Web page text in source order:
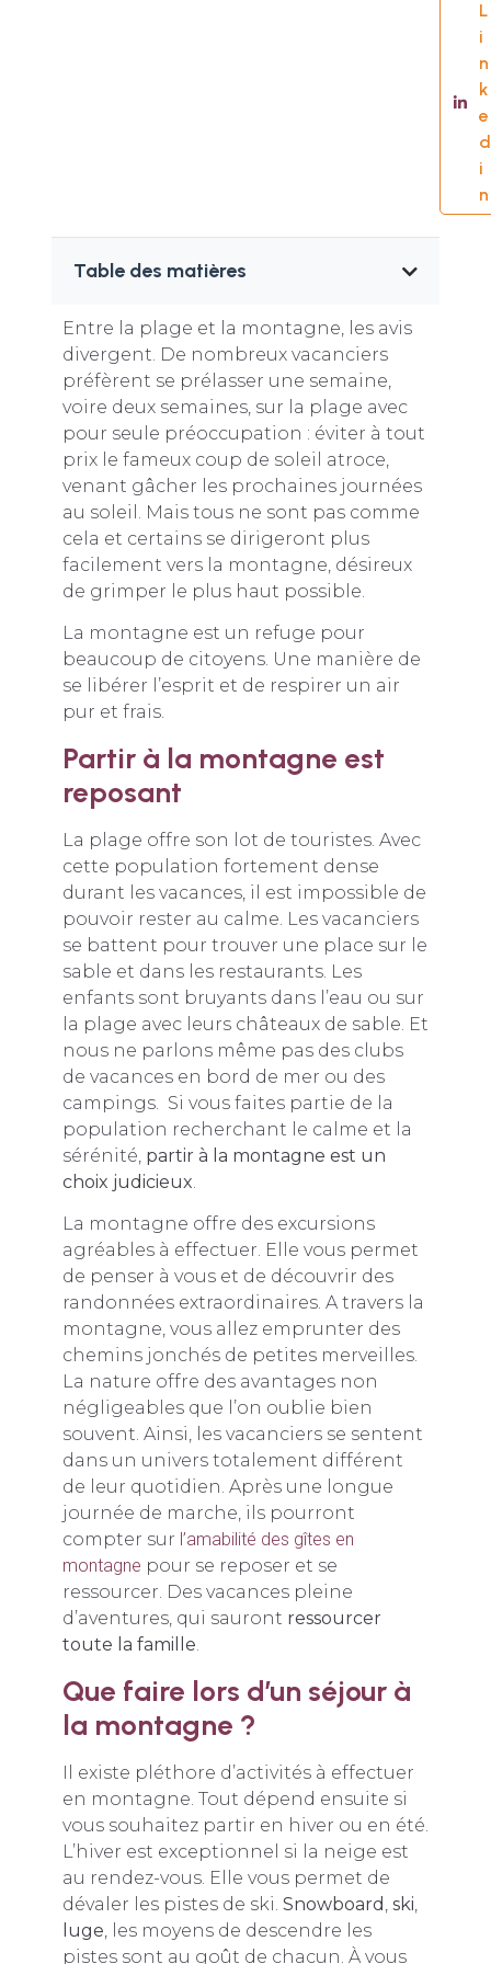
L
i
n
k
e
d
i
n
Table des matières
Entre la plage et la montagne, les avis
divergent. De nombreux vacanciers
préfèrent se prélasser une semaine,
voire deux semaines, sur la plage avec
pour seule préoccupation : éviter à tout
prix le fameux coup de soleil atroce,
venant gâcher les prochaines journées
au soleil. Mais tous ne sont pas comme
cela et certains se dirigeront plus
facilement vers la montagne, désireux
de grimper le plus haut possible.
La montagne est un refuge pour
beaucoup de citoyens. Une manière de
se libérer l’esprit et de respirer un air
pur et frais.
Partir à la montagne est
reposant
La plage offre son lot de touristes. Avec
cette population fortement dense
durant les vacances, il est impossible de
pouvoir rester au calme. Les vacanciers
se battent pour trouver une place sur le
sable et dans les restaurants. Les
enfants sont bruyants dans l’eau ou sur
la plage avec leurs châteaux de sable. Et
nous ne parlons même pas des clubs
de vacances en bord de mer ou des
campings. Si vous faites partie de la
population recherchant le calme et la
sérénité, partir à la montagne est un
choix judicieux
La montagne offre des excursions
agréables à effectuer. Elle vous permet
de penser à vous et de découvrir des
randonnées extraordinaires. A travers la
montagne, vous allez emprunter des
chemins jonchés de petites merveilles.
La nature offre des avantages non
négligeables que l’on oublie bien
souvent. Ainsi, les vacanciers se sentent
dans un univers totalement différent
de leur quotidien. Après une longue
journée de marche, ils pourront
compter sur l’amabilité des gîtes en
montagne pour se reposer et se
ressourcer. Des vacances pleine
d’aventures, qui sauront ressourcer
toute la famille.
Que faire lors d’un séjour à
la montagne ?
Il existe pléthore d’activités à effectuer
en montagne. Tout dépend ensuite si
vous souhaitez partir en hiver ou en été.
L’hiver est exceptionnel si la neige est
au rendez-vous. Elle vous permet de
dévaler les pistes de ski. Snowboard ski
luge , les moyens de descendre les
pistes sont au goût de chacun. À vous